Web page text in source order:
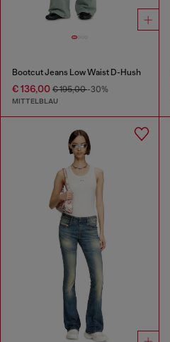
Bootcut Jeans Low Waist D-Hush
€ 136,00 € 195,00-30%
MITTELBLAU